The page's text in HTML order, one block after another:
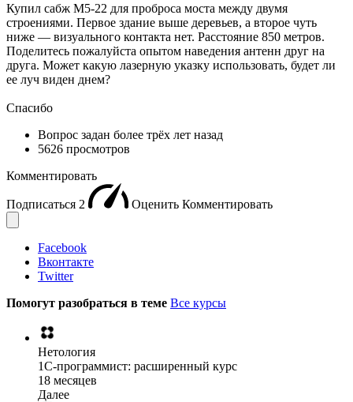
Купил сабж M5-22 для проброса моста между двумя
строениями. Первое здание выше деревьев, а второе чуть
ниже — визуального контакта нет. Расстояние 850 метров.
Поделитесь пожалуйста опытом наведения антенн друг на
друга. Может какую лазерную указку использовать, будет ли
ее луч виден днем?
Спасибо
Вопрос задан более трёх лет назад
5626 просмотров
Комментировать
Подписаться 2 Оценить Комментировать
Facebook
Вконтакте
Twitter
Помогут разобраться в теме Все курсы
Нетология
1C-программист: расширенный курс
18 месяцев
Далее